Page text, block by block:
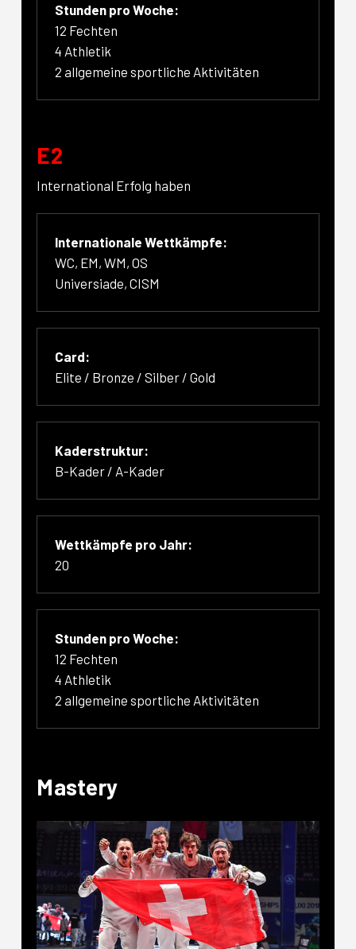
Stunden pro Woche:
12 Fechten
4 Athletik
2 allgemeine sportliche Aktivitäten
E2
International Erfolg haben
Internationale Wettkämpfe:
WC, EM, WM, OS
Universiade, CISM
Card:
Elite / Bronze / Silber / Gold
Kaderstruktur:
B-Kader / A-Kader
Wettkämpfe pro Jahr:
20
Stunden pro Woche:
12 Fechten
4 Athletik
2 allgemeine sportliche Aktivitäten
Mastery